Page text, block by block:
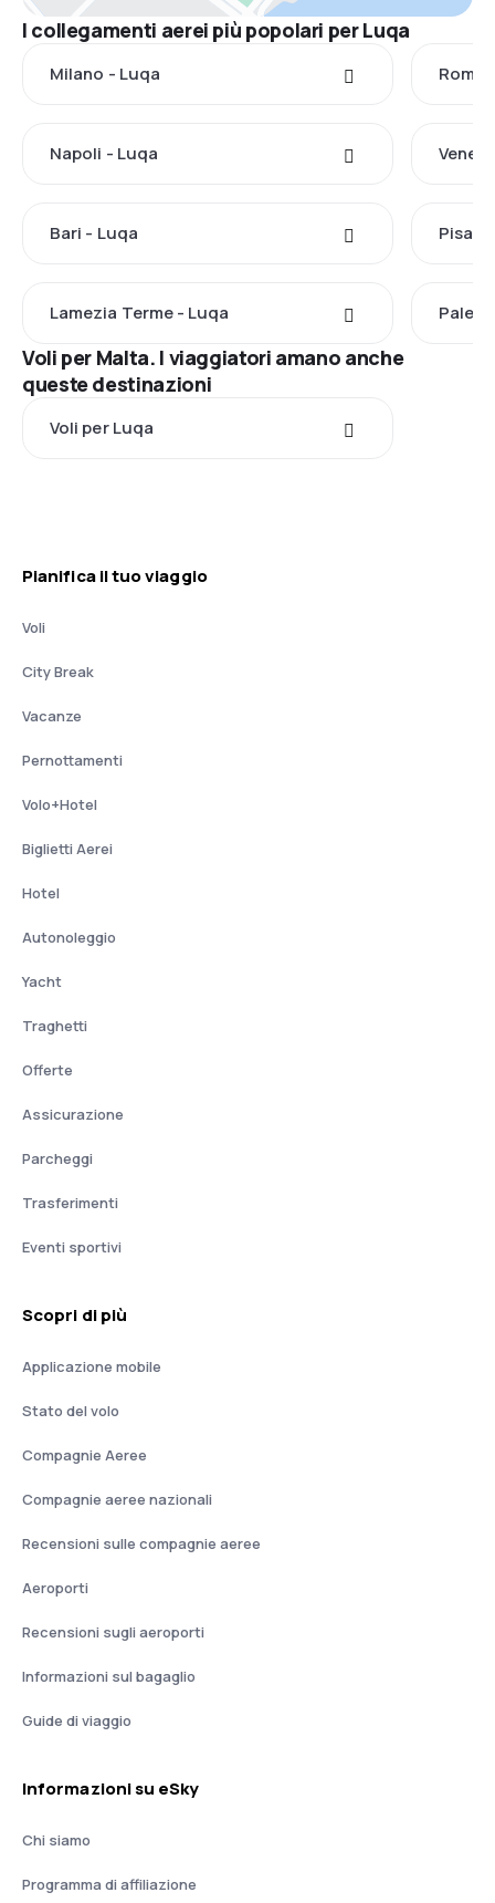
I collegamenti aerei più popolari per Luqa
Milano - Luqa Roma
Napoli - Luqa
Bari - Luqa Pisa -
Lamezia Terme - Luqa
Voli per Malta. I viaggiatori amano anche
queste destinazioni
Voli per Luqa
Pianifica il tuo viaggio
Voli
City Break
Vacanze
Pernottamenti
Volo+Hotel
Biglietti Aerei
Hotel
Autonoleggio
Yacht
Traghetti
Offerte
Assicurazione
Parcheggi
Trasferimenti
Eventi sportivi
Scopri di più
Applicazione mobile
Stato del volo
Compagnie Aeree
Compagnie aeree nazionali
Recensioni sulle compagnie aeree
Aeroporti
Recensioni sugli aeroporti
Informazioni sul bagaglio
Guide di viaggio
Informazioni su eSky
Chi siamo
Programma di affiliazione